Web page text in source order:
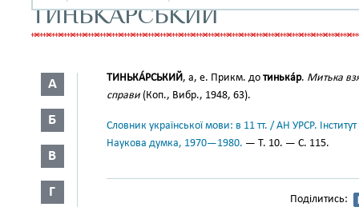
ТИНЬКАРСЬКИЙ
А
Б
В
Г
ТИНЬКА́РСЬКИЙ, а, е. Прикм. до тинька́р. Митька
справи (Коп., Вибр., 1948, 63).
Словник української мови: в 11 тт. / АН УРСР.
Наукова думка, 1970—1980. — Т. 10. — С. 115.
Поділитись: